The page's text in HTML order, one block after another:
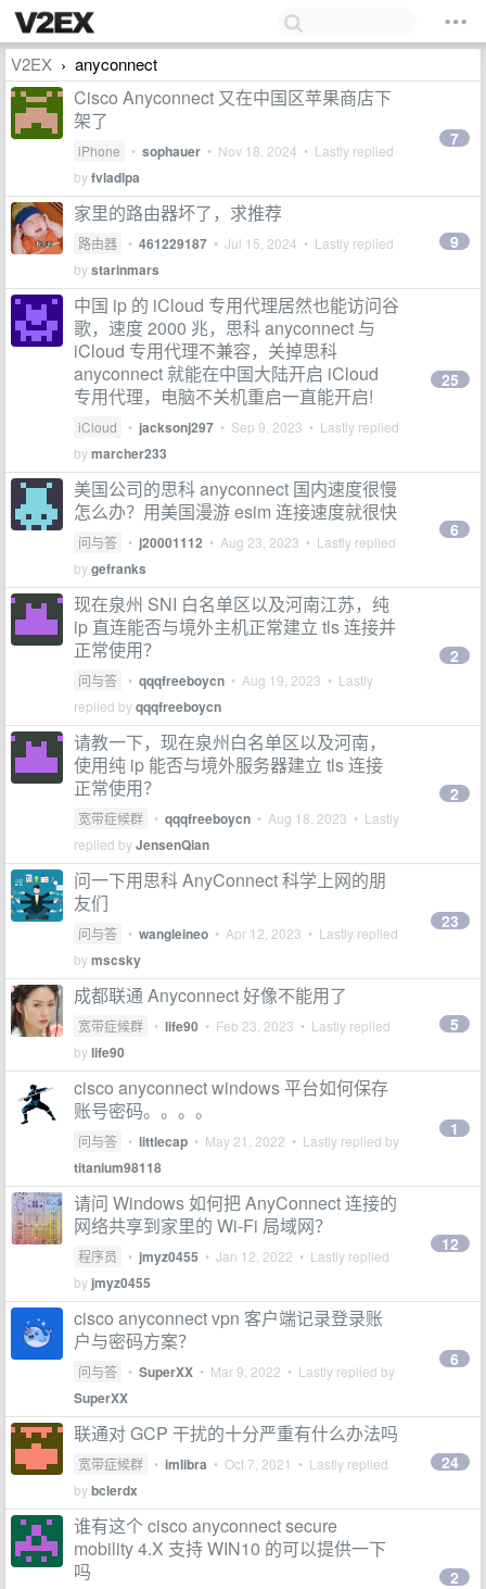
V2EX › anyconnect
Cisco Anyconnect 又在中国区苹果商店下
架了
iPhone • sophauer • Nov 18, 2024 • Lastly replied
byfvladlpa
7
家里的路由器坏了，求推荐
路由器 • 461229187 • Jul 15, 2024 • Lastly replied
bystarinmars
9
中国 ip 的 iCloud 专用代理居然也能访问谷
歌，速度 2000 兆，思科 anyconnect 与
iCloud 专用代理不兼容，关掉思科
anyconnect 就能在中国大陆开启 iCloud
专用代理，电脑不关机重启一直能开启!
iCloud • jacksonj297 • Sep 9, 2023 • Lastly replied
bymarcher233
25
美国公司的思科 anyconnect 国内速度很慢
怎么办？用美国漫游 esim 连接速度就很快
问与答 • j20001112 • Aug 23, 2023 • Lastly replied
bygefranks
6
现在泉州 SNI 白名单区以及河南江苏，纯
ip 直连能否与境外主机正常建立 tls 连接并
正常使用？
问与答 • qqqfreeboycn • Aug 19, 2023 • Lastly
replied byqqqfreeboycn
2
请教一下，现在泉州白名单区以及河南，
使用纯 ip 能否与境外服务器建立 tls 连接
正常使用？
宽带症候群 • qqqfreeboycn • Aug 18, 2023 • Lastly
replied byJensenQian
2
问一下用思科 AnyConnect 科学上网的朋
友们
问与答 • wangleineo • Apr 12, 2023 • Lastly replied
bymscsky
23
成都联通 Anyconnect 好像不能用了
宽带症候群 • life90 • Feb 23, 2023 • Lastly replied
bylife90
5
cisco anyconnect windows 平台如何保存
账号密码。。。。
问与答 • littlecap • May 21, 2022 • Lastly replied by
titanium98118
1
请问 Windows 如何把 AnyConnect 连接的
网络共享到家里的 Wi-Fi 局域网？
程序员 • jmyz0455 • Jan 12, 2022 • Lastly replied
by jmyz0455
12
cisco anyconnect vpn 客户端记录登录账
户与密码方案？
问与答 • SuperXX • Mar 9, 2022 • Lastly replied by
SuperXX
6
联通对 GCP 干扰的十分严重有什么办法吗
宽带症候群 • imlibra • Oct 7, 2021 • Lastly replied
bybclerdx
24
谁有这个 cisco anyconnect secure
mobility 4.X 支持 WIN10 的可以提供一下
吗
2